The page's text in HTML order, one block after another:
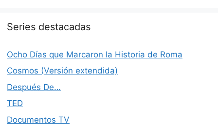
Series destacadas
Ocho Días que Marcaron la Historia de Roma
Cosmos (Versión extendida)
Después De…
TED
Documentos TV